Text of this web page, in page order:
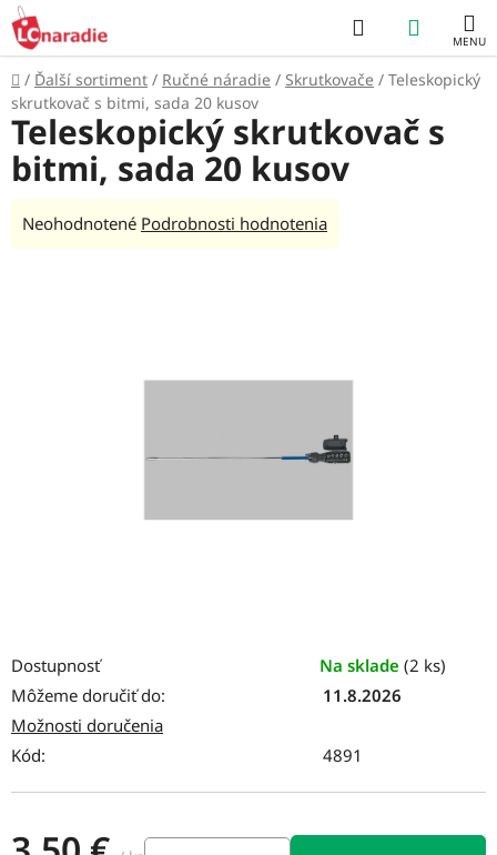
Prejsť
na
obsah
Hľadať
KOŠÍK
Domov
/ Ďalší sortiment / Ručné náradie / Skrutkovače / Teleskopický
skrutkovač s bitmi, sada 20 kusov
Dostupnosť Na sklade (2 ks)
Môžeme doručiť do:
11.8.2026
Možnosti doručenia
Kód:
4891
Teleskopický skrutkovač s
bitmi, sada 20 kusov
Priemerné
Neohodnotené Podrobnosti hodnotenia